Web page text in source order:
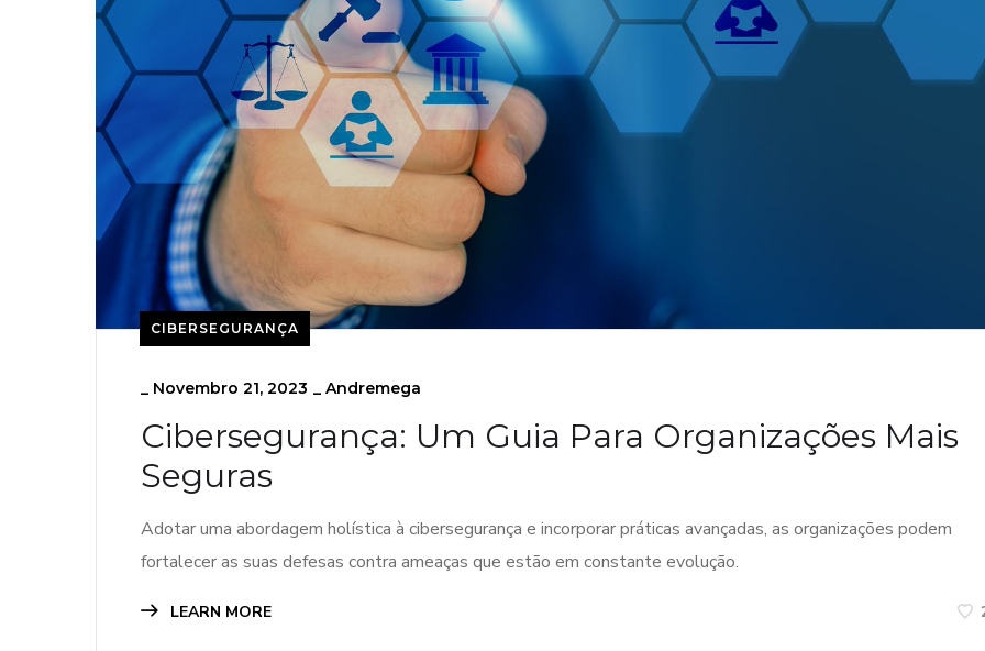
CIBERSEGURANÇA
_ Novembro 21, 2023 _ Andremega
Cibersegurança: Um Guia Para Organizações Mais
Seguras
Adotar uma abordagem holística à cibersegurança e incorporar práticas avançadas, as organizações podem
fortalecer as suas defesas contra ameaças que estão em constante evolução.
LEARN MORE